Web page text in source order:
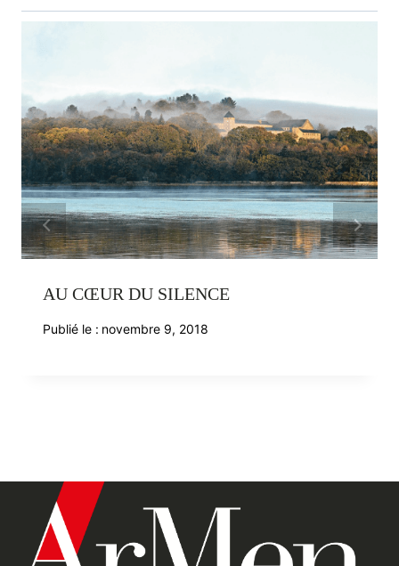
AU CŒUR DU SILENCE
Publié le : novembre 9, 2018